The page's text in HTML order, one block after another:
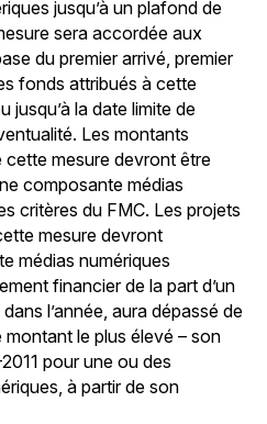
jusqu’à un plafond de
sera accordée aux
du premier arrivé, premier
fonds attribués à cette
jusqu’à la date limite de
Les montants
mesure devront être
composante médias
critères du FMC. Les projets
mesure devront
médias numériques
financier de la part d’un
l’année, aura dépassé de
le plus élevé – son
pour une ou des
à partir de son